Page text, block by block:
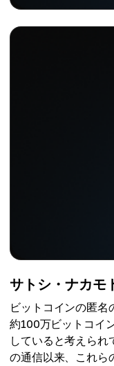
サトシ・ナカモ
ビットコインの匿名
約100万ビットコイ
していると考えら
の通信以来、これら